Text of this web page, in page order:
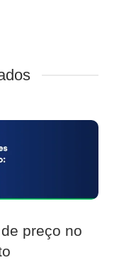
preço no